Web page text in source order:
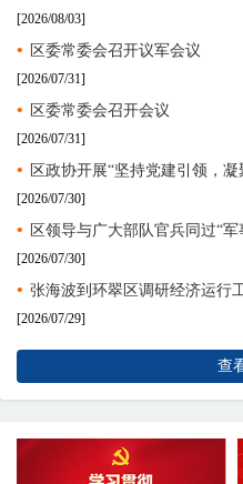
[2026/08/03]
• 区委常委会召开议军会议
[2026/07/31]
• 区委常委会召开会议
[2026/07/31]
• 区政协开展“坚持党建引领，凝聚新就业
[2026/07/30]
• 区领导与广大部队官兵同过“
[2026/07/30]
• 张海波到环翠区调研经济运行
[2026/07/29]
查